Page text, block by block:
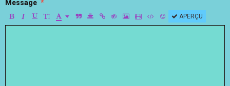
Message
APERÇU